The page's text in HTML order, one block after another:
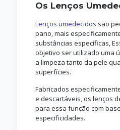
Os Lenços
Lenços umedecidos são
pano, mais
substâncias específicas,
objetivo ser utilizado uma
a limpeza tanto da pele
superfícies.
Fabricados
e descartáveis, os lenços
para essa função com
especificidades.